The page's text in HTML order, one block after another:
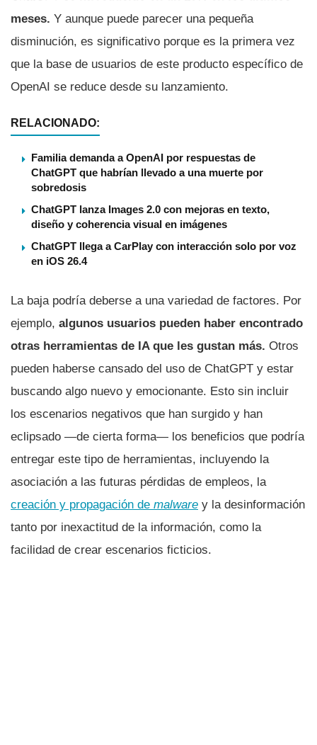
meses. Y aunque puede parecer una pequeña
disminución, es significativo porque es la primera vez
que la base de usuarios de este producto específico de
OpenAI se reduce desde su lanzamiento.
RELACIONADO:
Familia demanda a OpenAI por respuestas de
ChatGPT que habrían llevado a una muerte por
sobredosis
ChatGPT lanza Images 2.0 con mejoras en texto,
diseño y coherencia visual en imágenes
ChatGPT llega a CarPlay con interacción solo por voz
en iOS 26.4
La baja podría deberse a una variedad de factores. Por
ejemplo, algunos usuarios pueden haber encontrado
otras herramientas de IA que les gustan más. Otros
pueden haberse cansado del uso de ChatGPT y estar
buscando algo nuevo y emocionante. Esto sin incluir
los escenarios negativos que han surgido y han
eclipsado —de cierta forma— los beneficios que podría
entregar este tipo de herramientas, incluyendo la
asociación a las futuras pérdidas de empleos, la
creación y propagación de malware y la desinformación
tanto por inexactitud de la información, como la
facilidad de crear escenarios ficticios.